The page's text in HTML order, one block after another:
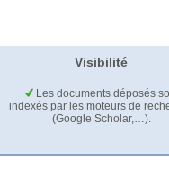
Visibilité
Les documents déposés
indexés par les moteurs de
(Google Scholar,…).